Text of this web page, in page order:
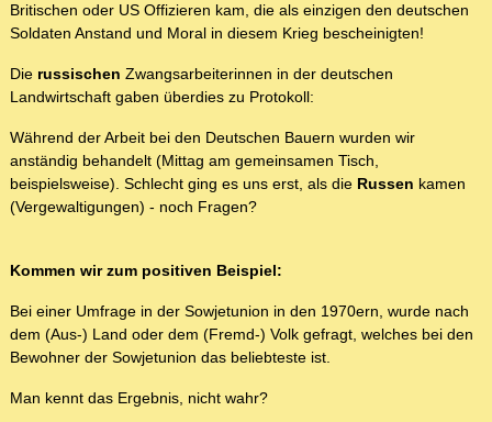
Britischen oder US Offizieren kam, die als einzigen den deutschen
Soldaten Anstand und Moral in diesem Krieg bescheinigten!
Die russischen Zwangsarbeiterinnen in der deutschen
Landwirtschaft gaben überdies zu Protokoll:
Während der Arbeit bei den Deutschen Bauern wurden wir
anständig behandelt (Mittag am gemeinsamen Tisch,
beispielsweise). Schlecht ging es uns erst, als die Russen kamen
(Vergewaltigungen) - noch Fragen?
Kommen wir zum positiven Beispiel:
Bei einer Umfrage in der Sowjetunion in den 1970ern, wurde nach
dem (Aus-) Land oder dem (Fremd-) Volk gefragt, welches bei den
Bewohner der Sowjetunion das beliebteste ist.
Man kennt das Ergebnis, nicht wahr?